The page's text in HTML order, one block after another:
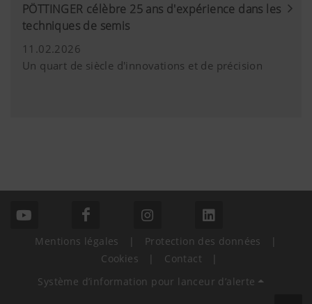
PÖTTINGER célèbre 25 ans d'expérience dans les
techniques de semis
11.02.2026
Un quart de siècle d'innovations et de précision
Mentions légales | Protection des données
|
Cookies
| Contact
|
Système d’information pour lanceur d’alerte